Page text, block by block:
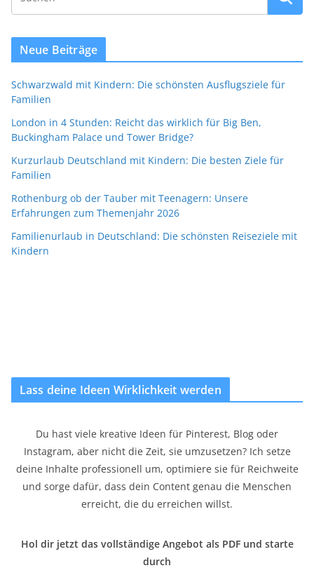
Neue Beiträge
Schwarzwald mit Kindern: Die schönsten Ausflugsziele für
Familien
London in 4 Stunden: Reicht das wirklich für Big Ben,
Buckingham Palace und Tower Bridge?
Kurzurlaub Deutschland mit Kindern: Die besten Ziele für
Familien
Rothenburg ob der Tauber mit Teenagern: Unsere
Erfahrungen zum Themenjahr 2026
Familienurlaub in Deutschland: Die schönsten Reiseziele mit
Kindern
Lass deine Ideen Wirklichkeit werden
Du hast viele kreative Ideen für Pinterest, Blog oder
Instagram, aber nicht die Zeit, sie umzusetzen? Ich setze
deine Inhalte professionell um, optimiere sie für Reichweite
und sorge dafür, dass dein Content genau die Menschen
erreicht, die du erreichen willst.
Hol dir jetzt das vollständige Angebot als PDF und starte
durch